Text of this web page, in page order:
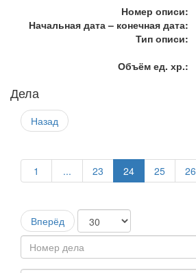
Номер описи:
Начальная дата – конечная дата:
Тип описи:
Объём ед. хр.:
Дела
Назад
1 ... 23 24 25 26
Вперёд